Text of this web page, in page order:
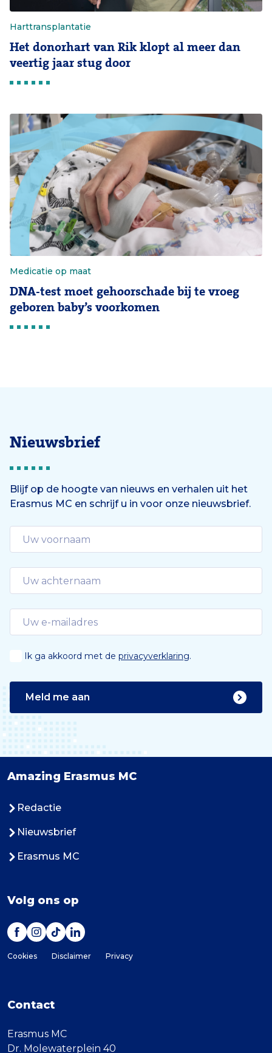
Harttransplantatie
Het donorhart van Rik klopt al meer dan
veertig jaar stug door
Medicatie op maat
DNA-test moet gehoorschade bij te vroeg
geboren baby’s voorkomen
Nieuwsbrief
Blijf op de hoogte van nieuws en verhalen uit het
Erasmus MC en schrijf u in voor onze nieuwsbrief.
Ik ga akkoord met de privacyverklaring.
Meld me aan
Amazing Erasmus MC
Redactie
Nieuwsbrief
Erasmus MC
Volg ons op
Cookies Disclaimer Privacy
Contact
Erasmus MC
Dr. Molewaterplein 40